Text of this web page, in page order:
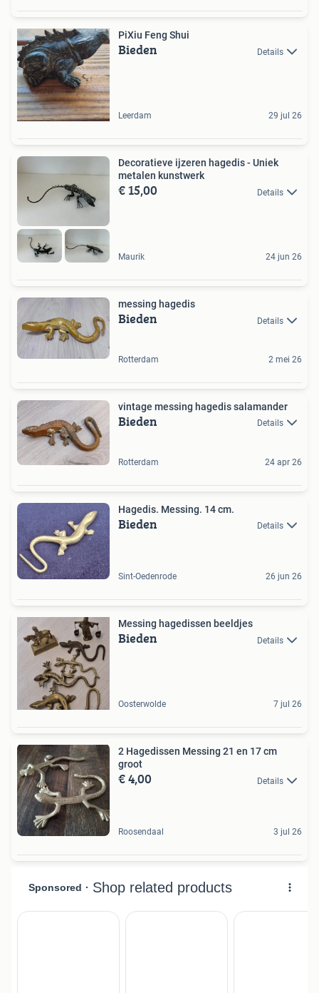
PiXiu Feng Shui
Bieden Details
Leerdam 29 jul 26
Decoratieve ijzeren hagedis - Uniek
metalen kunstwerk
€ 15,00 Details
Maurik 24 jun 26
messing hagedis
Bieden Details
Rotterdam 2 mei 26
vintage messing hagedis salamander
Bieden Details
Rotterdam 24 apr 26
Hagedis. Messing. 14 cm.
Bieden Details
Sint-Oedenrode 26 jun 26
Messing hagedissen beeldjes
Bieden Details
Oosterwolde 7 jul 26
2 Hagedissen Messing 21 en 17 cm
groot
€ 4,00 Details
Roosendaal 3 jul 26